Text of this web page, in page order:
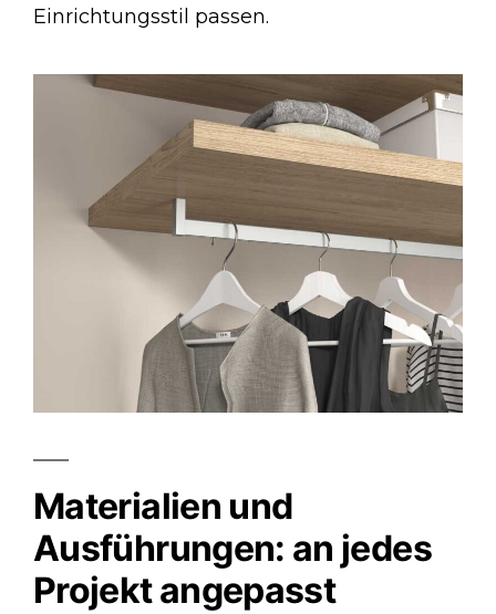
Einrichtungsstil passen.
Materialien und
Ausführungen: an jedes
Projekt angepasst